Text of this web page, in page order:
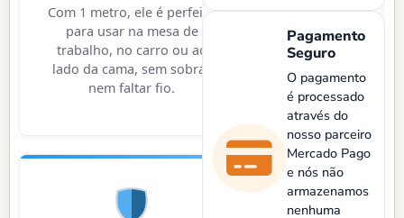
Com 1 metro, ele é perfeito
para usar na mesa de
trabalho, no carro ou ao
lado da cama, sem sobrar
nem faltar fio.
Pagamento
Seguro
O pagamento
é processado
através do
nosso parceiro
Mercado Pago
e nós não
armazenamos
nenhuma